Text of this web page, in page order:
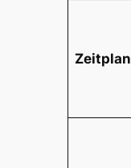
Zeitplan